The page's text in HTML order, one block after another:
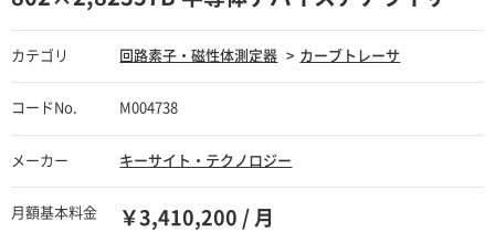
カテゴリ 回路素子・磁性体測定器 カーブトレーサ
コードNo. M004738
メーカー キーサイト・テクノロジー
月額基本料金 ￥3,410,200 / 月